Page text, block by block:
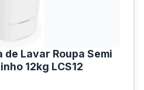
Lavar Roupa Semi
12kg LCS12